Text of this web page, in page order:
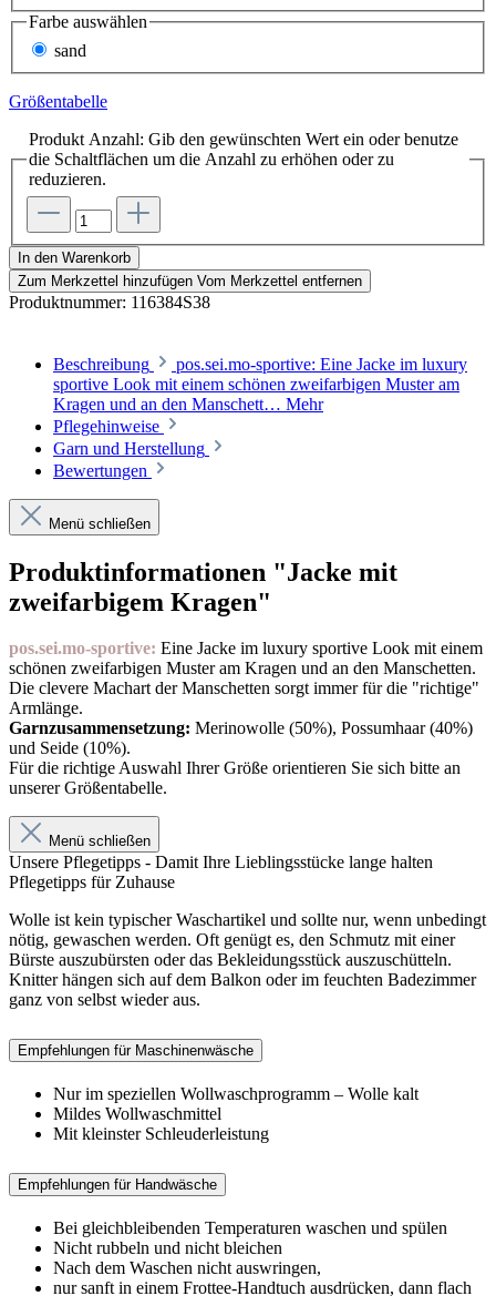
Farbe auswählen
sand
Größentabelle
Produkt Anzahl: Gib den gewünschten Wert ein oder benutze
die Schaltflächen um die Anzahl zu erhöhen oder zu
reduzieren.
In den Warenkorb
Zum Merkzettel hinzufügen Vom Merkzettel entfernen
Produktnummer: 116384S38
Beschreibung
pos.sei.mo-sportive: Eine Jacke im luxury
sportive Look mit einem schönen zweifarbigen Muster am
Kragen und an den Manschett… Mehr
Pflegehinweise
Garn und Herstellung
Bewertungen
Menü schließen
Produktinformationen "Jacke mit
zweifarbigem Kragen"
pos.sei.mo-sportive: Eine Jacke im luxury sportive Look mit einem
schönen zweifarbigen Muster am Kragen und an den Manschetten.
Die clevere Machart der Manschetten sorgt immer für die "richtige"
Armlänge.
Garnzusammensetzung: Merinowolle (50%), Possumhaar (40%)
und Seide (10%).
Für die richtige Auswahl Ihrer Größe orientieren Sie sich bitte an
unserer Größentabelle.
Menü schließen
Unsere Pflegetipps - Damit Ihre Lieblingsstücke lange halten
Pflegetipps für Zuhause
Wolle ist kein typischer Waschartikel und sollte nur, wenn unbedingt
nötig, gewaschen werden. Oft genügt es, den Schmutz mit einer
Bürste auszubürsten oder das Bekleidungsstück auszuschütteln.
Knitter hängen sich auf dem Balkon oder im feuchten Badezimmer
ganz von selbst wieder aus.
Empfehlungen für Maschinenwäsche
Nur im speziellen Wollwaschprogramm – Wolle kalt
Mildes Wollwaschmittel
Mit kleinster Schleuderleistung
Empfehlungen für Handwäsche
Bei gleichbleibenden Temperaturen waschen und spülen
Nicht rubbeln und nicht bleichen
Nach dem Waschen nicht auswringen,
nur sanft in einem Frottee-Handtuch ausdrücken, dann flach